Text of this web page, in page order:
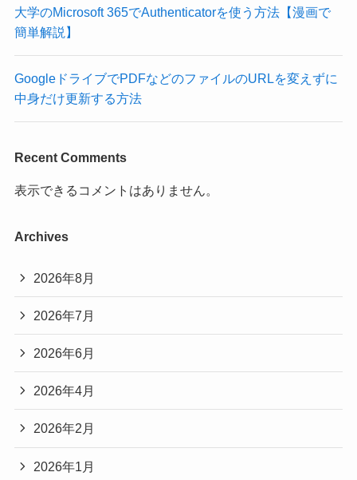
大学のMicrosoft 365でAuthenticatorを使う方法【漫画で
簡単解説】
GoogleドライブでPDFなどのファイルのURLを変えずに
中身だけ更新する方法
Recent Comments
表示できるコメントはありません。
Archives
2026年8月
2026年7月
2026年6月
2026年4月
2026年2月
2026年1月